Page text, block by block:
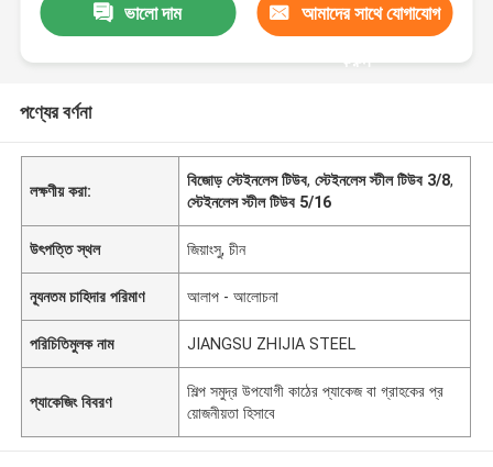
ভালো দাম আমাদের সাথে যোগাযোগ
করুন
পণ্যের বর্ণনা
লক্ষণীয় করা:
বিজোড় স্টেইনলেস টিউব,স্টেইনলেস স্টীল টিউব 3/8,
স্টেইনলেস স্টীল টিউব 5/16
উৎপত্তি স্থল জিয়াংসু, চীন
ন্যূনতম চাহিদার পরিমাণ আলাপ - আলোচনা
পরিচিতিমুলক নাম JIANGSU ZHIJIA STEEL
প্যাকেজিং বিবরণ
শিল্প সমুদ্র উপযোগী কাঠের প্যাকেজ বা গ্রাহকের প্র
য়োজনীয়তা হিসাবে